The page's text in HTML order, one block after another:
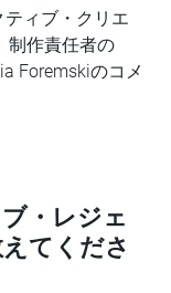
ィブ・クリエ
制作責任者の
Foremskiのコメ
・レジェ
てくださ